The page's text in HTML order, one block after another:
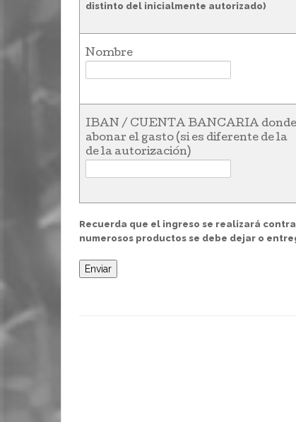
distinto del inicialmente autorizado)
Nombre
IBAN / CUENTA BANCARIA donde
abonar el gasto (si es diferente de la
de la autorización)
Recuerda que el ingreso se realizará
numerosos productos se debe dejar o